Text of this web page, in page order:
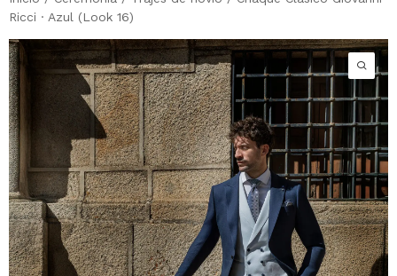
Ricci · Azul (Look 16)